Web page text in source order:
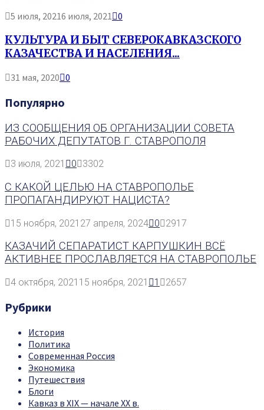
5 июля, 20216 июля, 2021 0
КУЛЬТУРА И БЫТ СЕВЕРОКАВКАЗСКОГО
КАЗАЧЕСТВА И НАСЕЛЕНИЯ...
31 мая, 2020 0
Популярно
ИЗ СООБЩЕНИЯ ОБ ОРГАНИЗАЦИИ СОВЕТА
РАБОЧИХ ДЕПУТАТОВ Г. СТАВРОПОЛЯ
3 июля, 2021 0 3302
С КАКОЙ ЦЕЛЬЮ НА СТАВРОПОЛЬЕ
ПРОПАГАНДИРУЮТ НАЦИСТА?
15 ноября, 2021 27 апреля, 2024 0 2917
КАЗАЧИЙ СЕПАРАТИСТ КАРПУШКИН ВСЁ
АКТИВНЕЕ ПРОСЛАВЛЯЕТСЯ НА СТАВРОПОЛЬЕ
4 октября, 2021 15 ноября, 2021 1 2657
Рубрики
История
Политика
Современная Россия
Экономика
Путешествия
Блоги
Кавказ в XIX — начале XX в.